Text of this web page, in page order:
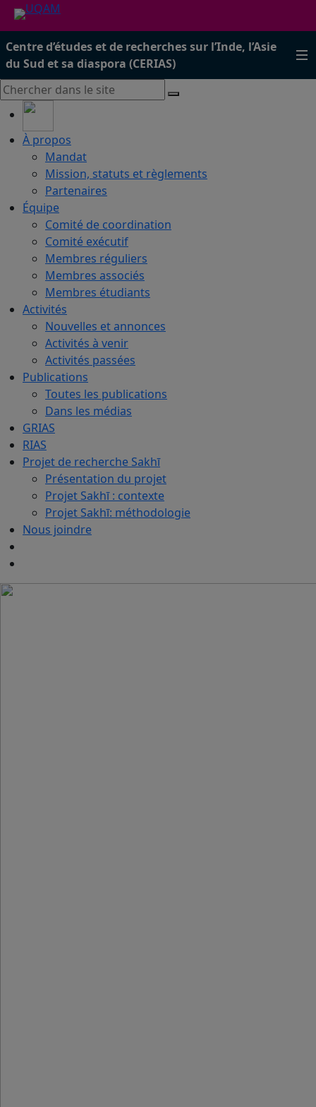
Centre d’études et de recherches sur l’Inde, l’Asie
du Sud et sa diaspora (CERIAS)
À propos
Mandat
Mission, statuts et règlements
Partenaires
Équipe
Comité de coordination
Comité exécutif
Membres réguliers
Membres associés
Membres étudiants
Activités
Nouvelles et annonces
Activités à venir
Activités passées
Publications
Toutes les publications
Dans les médias
GRIAS
RIAS
Projet de recherche Sakhī
Présentation du projet
Projet Sakhī : contexte
Projet Sakhī: méthodologie
Nous joindre